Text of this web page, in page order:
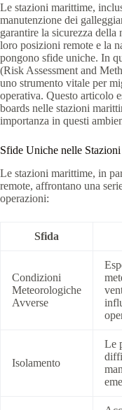
Le stazioni marittime,
manutenzione dei
garantire la sicurezza
loro posizioni remote e la
pongono sfide uniche. In
(Risk Assessment and
uno strumento vitale per
operativa. Questo articolo
boards nelle stazioni
importanza in questi
Sfide Uniche nelle
Le stazioni marittime, in
remote, affrontano una
operazioni:
Sfida
Condizioni
Meteorologiche
Avverse
Isolamento
Le